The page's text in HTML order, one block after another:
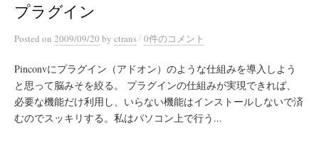
プラグイン
Posted on 2009/09/20 by ctrans/0件のコメント
Pinconvにプラグイン（アドオン）のような仕組みを導入しよう
と思って脳みそを絞る。 プラグインの仕組みが実現できれば、
必要な機能だけ利用し、いらない機能はインストールしないで済
むのでスッキリする。私はパソコン上で行う...